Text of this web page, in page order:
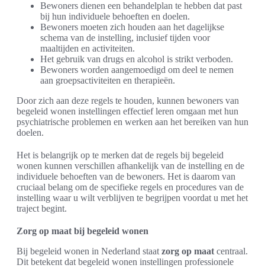
Bewoners dienen een behandelplan te hebben dat past
bij hun individuele behoeften en doelen.
Bewoners moeten zich houden aan het dagelijkse
schema van de instelling, inclusief tijden voor
maaltijden en activiteiten.
Het gebruik van drugs en alcohol is strikt verboden.
Bewoners worden aangemoedigd om deel te nemen
aan groepsactiviteiten en therapieën.
Door zich aan deze regels te houden, kunnen bewoners van
begeleid wonen instellingen effectief leren omgaan met hun
psychiatrische problemen en werken aan het bereiken van hun
doelen.
Het is belangrijk op te merken dat de regels bij begeleid
wonen kunnen verschillen afhankelijk van de instelling en de
individuele behoeften van de bewoners. Het is daarom van
cruciaal belang om de specifieke regels en procedures van de
instelling waar u wilt verblijven te begrijpen voordat u met het
traject begint.
Zorg op maat bij begeleid wonen
Bij begeleid wonen in Nederland staat zorg op maat centraal.
Dit betekent dat begeleid wonen instellingen professionele